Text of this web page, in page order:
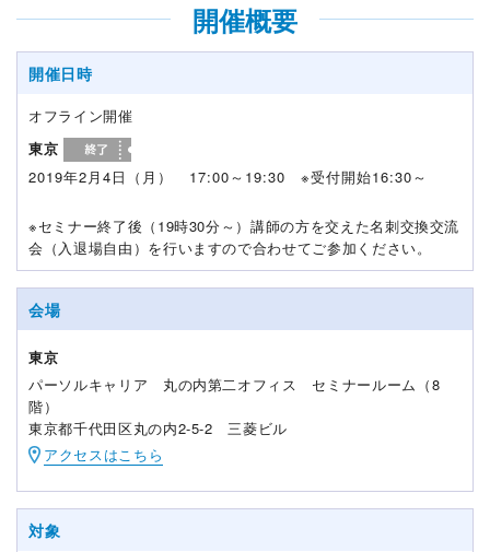
開催概要
開催日時
オフライン開催
東京
2019年2月4日（月） 17:00～19:30 ※受付開始16:30～
※セミナー終了後（19時30分～）講師の方を交えた名刺交換交流
会（入退場自由）を行いますので合わせてご参加ください。
会場
東京
パーソルキャリア 丸の内第二オフィス セミナールーム（8
階）
東京都千代田区丸の内2-5-2 三菱ビル
アクセスはこちら
対象